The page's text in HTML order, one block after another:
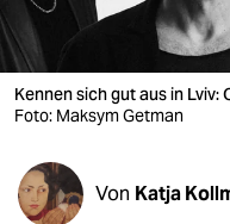
wahrheit
verlag
verlag
veranstaltungen
shop
Kennen sich gut aus in Lviv:
Foto: Maksym Getman
Von Katja